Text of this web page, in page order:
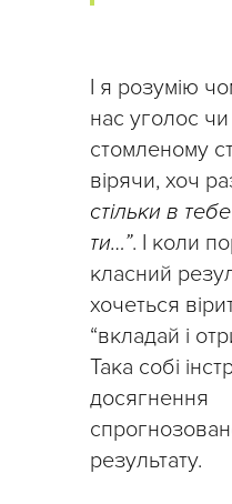
І я розумію
нас уголос
стомленому
вірячи, хоч
стільки в
ти…”. І коли
класний
хочеться
“вкладай і
Така собі
досягнення
результату.